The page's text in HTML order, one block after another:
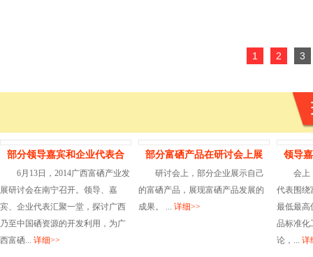
1 2 3
部分领导嘉宾和企业代表合
6月13日，2014广西富硒产业发
展研讨会在南宁召开。领导、嘉
宾、企业代表汇聚一堂，探讨广西
乃至中国硒资源的开发利用，为广
西富硒... 详细>>
部分富硒产品在研讨会上展
研讨会上，部分企业展示自己
的富硒产品，展现富硒产品发展的
成果。 ... 详细>>
领导
会上，
代表围绕
最低最高
品标准化
论，... 详